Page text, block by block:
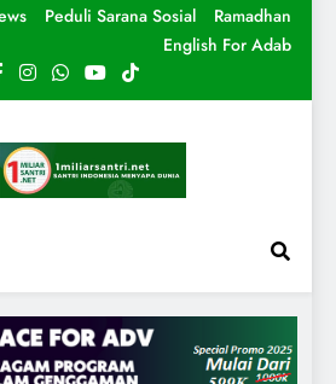
Peduli Sarana Sosial
Ramadhan
English For Adab